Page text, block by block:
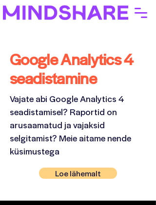
Google Analytics 4
seadistamine
Vajate abi Google Analytics 4
seadistamisel? Raportid on
arusaamatud ja vajaksid
selgitamist? Meie aitame nende
küsimustega
Loe lähemalt